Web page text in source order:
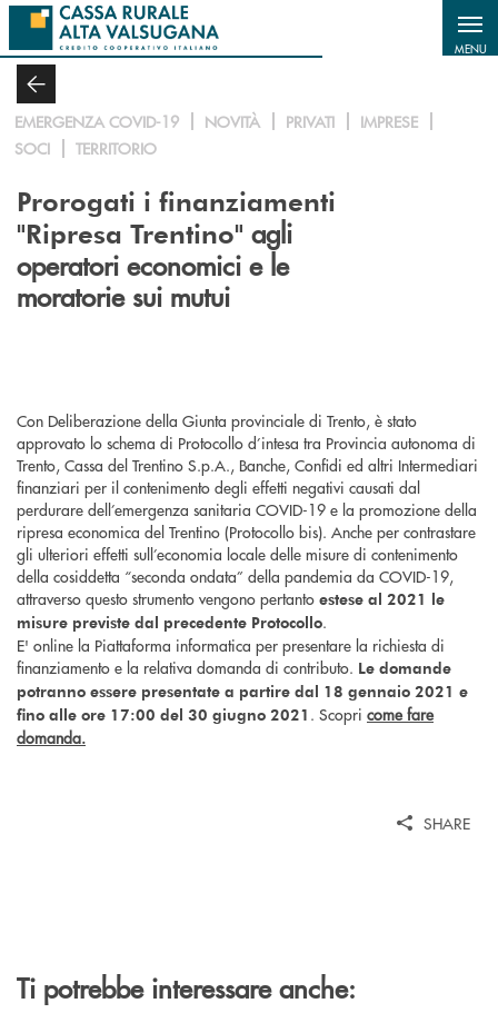
Salta al contenuto principale
MENU
EMERGENZA COVID-19 NOVITÀ PRIVATI
IMPRESE
SOCI
TERRITORIO
Prorogati i finanziamenti
"Ripresa Trentino" agli
operatori economici e le
moratorie sui mutui
Con Deliberazione della Giunta provinciale di Trento, è stato
approvato lo schema di Protocollo d’intesa tra Provincia autonoma di
Trento, Cassa del Trentino S.p.A., Banche, Confidi ed altri Intermediari
finanziari per il contenimento degli effetti negativi causati dal
perdurare dell’emergenza sanitaria COVID-19 e la promozione della
ripresa economica del Trentino (Protocollo bis). Anche per contrastare
gli ulteriori effetti sull’economia locale delle misure di contenimento
della cosiddetta “seconda ondata” della pandemia da COVID-19,
attraverso questo strumento vengono pertanto estese al 2021 le
misure previste dal precedente Protocollo.
E' online la Piattaforma informatica per presentare la richiesta di
finanziamento e la relativa domanda di contributo. Le domande
potranno essere presentate a partire dal 18 gennaio 2021 e
fino alle ore 17:00 del 30 giugno 2021 . Scopri come fare
domanda.
SHARE
Ti potrebbe interessare anche: